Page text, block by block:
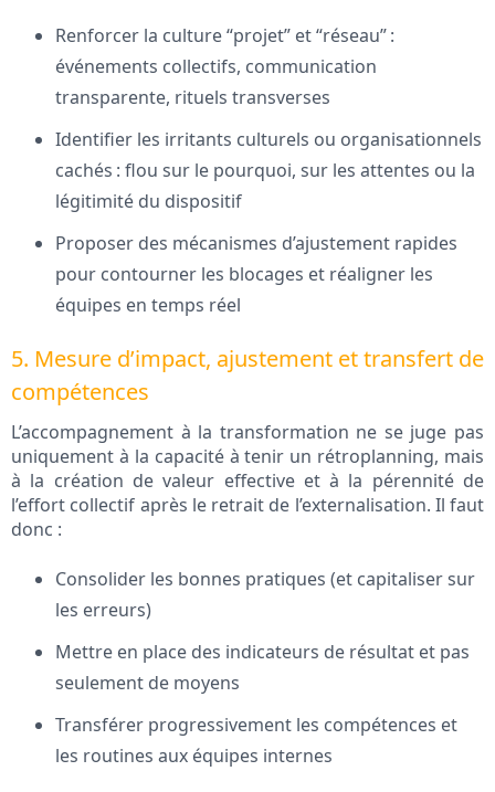
Renforcer la culture “projet” et “réseau” :
événements collectifs, communication
transparente, rituels transverses
Identifier les irritants culturels ou organisationnels
cachés : flou sur le pourquoi, sur les attentes ou la
légitimité du dispositif
Proposer des mécanismes d’ajustement rapides
pour contourner les blocages et réaligner les
équipes en temps réel
5. Mesure d’impact, ajustement et transfert de
compétences
L’accompagnement à la transformation ne se juge pas
uniquement à la capacité à tenir un rétroplanning, mais
à la création de valeur effective et à la pérennité de
l’effort collectif après le retrait de l’externalisation. Il faut
donc :
Consolider les bonnes pratiques (et capitaliser sur
les erreurs)
Mettre en place des indicateurs de résultat et pas
seulement de moyens
Transférer progressivement les compétences et
les routines aux équipes internes